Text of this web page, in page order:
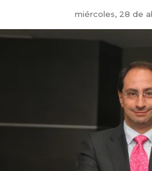
miércoles, 28 de